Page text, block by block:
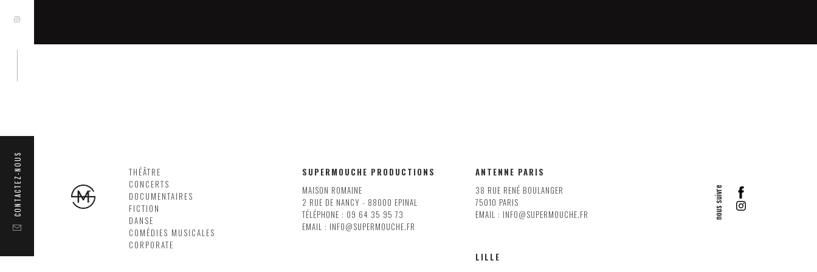
THÉÂTRE
CONCERTS
DOCUMENTAIRES
FICTION
DANSE
COMÉDIES MUSICALES
CORPORATE
SUPERMOUCHE PRODUCTIONS
MAISON ROMAINE
2 RUE DE NANCY - 88000 EPINAL
TÉLÉPHONE : 09 64 35 95 73
EMAIL : INFO@SUPERMOUCHE.FR
ANTENNE PARIS
38 RUE RENÉ BOULANGER
75010 PARIS
EMAIL : INFO@SUPERMOUCHE.FR
LILLE
CONTACTEZ-NOUS